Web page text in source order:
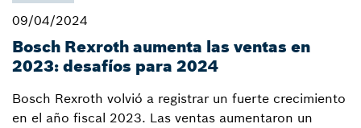
09/04/2024
Bosch Rexroth aumenta las ventas en
2023: desafíos para 2024
Bosch Rexroth volvió a registrar un fuerte crecimiento
en el año fiscal 2023. Las ventas aumentaron un